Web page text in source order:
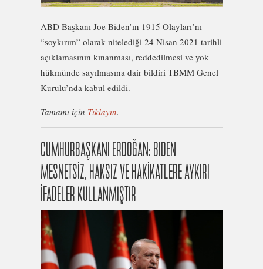
ABD Başkanı Joe Biden’ın 1915 Olayları’nı
“soykırım” olarak nitelediği 24 Nisan 2021 tarihli
açıklamasının kınanması, reddedilmesi ve yok
hükmünde sayılmasına dair bildiri TBMM Genel
Kurulu’nda kabul edildi.
Tamamı için Tıklayın.
CUMHURBAŞKANI ERDOĞAN: BIDEN
MESNETSİZ, HAKSIZ VE HAKİKATLERE AYKIRI
İFADELER KULLANMIŞTIR